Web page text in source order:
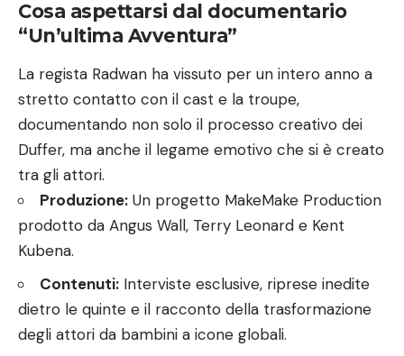
Cosa aspettarsi dal documentario
“Un’ultima Avventura”
La regista Radwan ha vissuto per un intero anno a
stretto contatto con il cast e la troupe,
documentando non solo il processo creativo dei
Duffer, ma anche il legame emotivo che si è creato
tra gli attori.
Produzione: Un progetto MakeMake Production
prodotto da Angus Wall, Terry Leonard e Kent
Kubena.
Contenuti: Interviste esclusive, riprese inedite
dietro le quinte e il racconto della trasformazione
degli attori da bambini a icone globali.